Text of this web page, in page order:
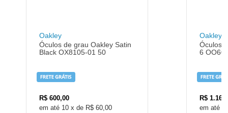
Oakley
Óculos de grau Oakley Satin
Black OX8105-01 50
R$ 600,00
10 x de R$ 60,00
Oakley
Óculos
6
R$